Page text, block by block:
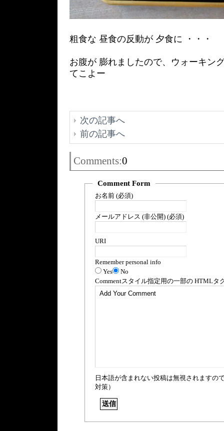
粗食な 昼食の反動が 夕食に ・・・
お腹が 膨れましたので、ウォーキン
てこよー
次の記事へ
前の記事へ
Comments:0
Comment Form
お名前 (必須)
メールアドレス (非公開) (必須)
URI
Remember personal info
Yes
No
Commentスタイル指定用の一部の HTMLタ
日本語が含まれない投稿は無視されますの
対策）